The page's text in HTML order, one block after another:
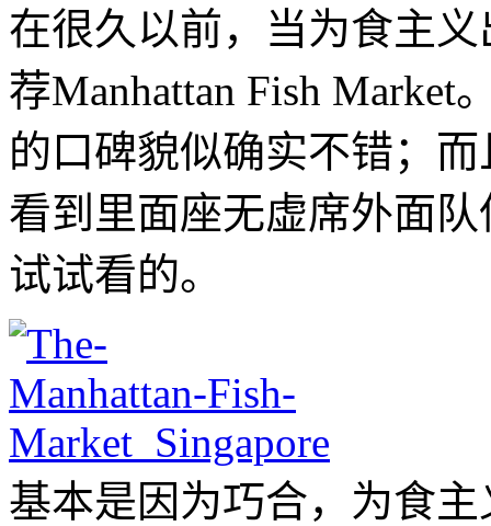
在很久以前，当为食主义
荐Manhattan Fish Market
的口碑貌似确实不错；
看到里面座无虚席外面
试试看的。
基本是因为巧合，为食